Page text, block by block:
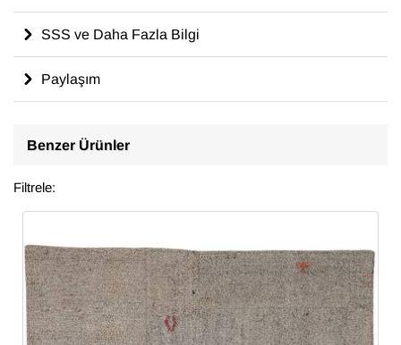
SSS ve Daha Fazla Bilgi
Paylaşım
Benzer Ürünler
Filtrele: